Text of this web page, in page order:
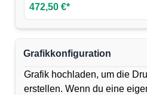
472,50 €*
Grafikkonfiguration
Grafik hochladen, um die
erstellen. Wenn du eine